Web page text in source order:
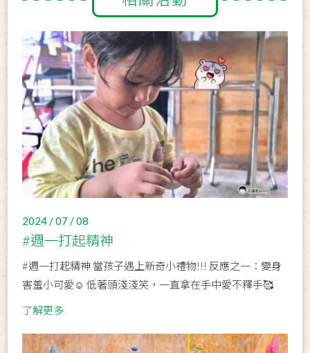
2024 / 07 / 08
#週一打起精神
#週一打起精神 當孩子遇上新奇小禮物!!! 反應之一：變身
害羞小可愛☺️ 低著頭淺淺笑，一直拿在手中愛不釋手🥰
了解更多